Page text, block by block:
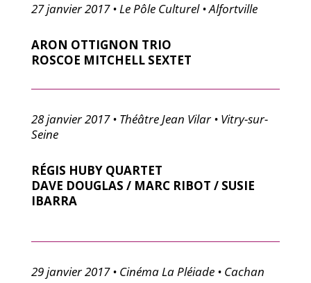
27 janvier 2017 • Le Pôle Culturel • Alfortville
ARON OTTIGNON TRIO
ROSCOE MITCHELL SEXTET
28 janvier 2017 • Théâtre Jean Vilar • Vitry-sur-
Seine
RÉGIS HUBY QUARTET
DAVE DOUGLAS / MARC RIBOT / SUSIE
IBARRA
29 janvier 2017 • Cinéma La Pléiade • Cachan